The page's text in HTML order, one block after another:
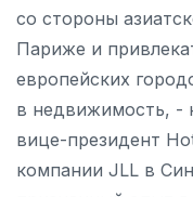
со стороны
Париже и
европейских
в недвижимость, -
вице-президент
компании JLL в